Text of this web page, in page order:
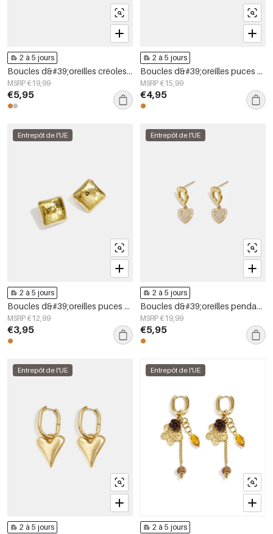
2 à 5 jours
Boucles d&#39;oreilles créoles en acier inoxydable, forme géométrique, collection simple pour le quotidien, bijoux pour femmes
MSRP €19,99
€5,95
2 à 5 jours
Boucles d&#39;oreilles puces en acier inoxydable, forme géométrique, collection simple pour le quotidien, bijoux pour femmes
MSRP €15,99
€4,95
Entrepôt de l'UE
2 à 5 jours
Boucles d&#39;oreilles puces en acier inoxydable, forme géométrique, collection simple pour le quotidien, bijoux pour femmes
MSRP €12,99
€3,95
Entrepôt de l'UE
2 à 5 jours
Boucles d&#39;oreilles pendantes en acier inoxydable en forme de cœur, collection Daily Simple, bijoux pour femmes
MSRP €19,99
€5,95
Entrepôt de l'UE
2 à 5 jours
Entrepôt de l'UE
2 à 5 jours